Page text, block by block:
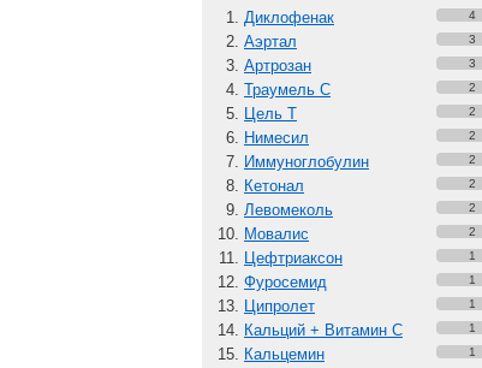
Диклофенак 4
Аэртал 3
Артрозан 3
Траумель С 2
Цель Т 2
Нимесил 2
Иммуноглобулин 2
Кетонал 2
Левомеколь 2
Мовалис 2
Цефтриаксон 1
Фуросемид 1
Ципролет 1
Кальций + Витамин C 1
Кальцемин 1